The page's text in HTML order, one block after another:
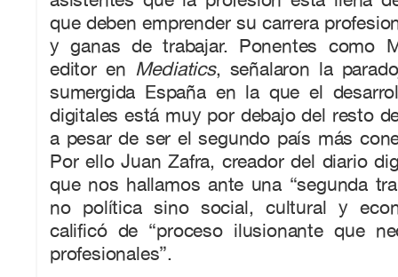
que deben emprender su carrera
y ganas de trabajar. Ponentes como
editor en Mediatics, señalaron la
sumergida España en la que el
digitales está muy por debajo del resto
a pesar de ser el segundo país más
Por ello Juan Zafra, creador del diario
que nos hallamos ante una “segunda
no política sino social, cultural y
calificó de “proceso ilusionante que
profesionales”.